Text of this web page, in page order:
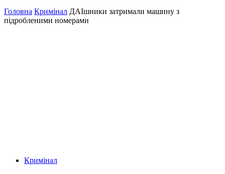
Головна Кримінал ДАІшники затримали машину з
підробленими номерами
Кримінал